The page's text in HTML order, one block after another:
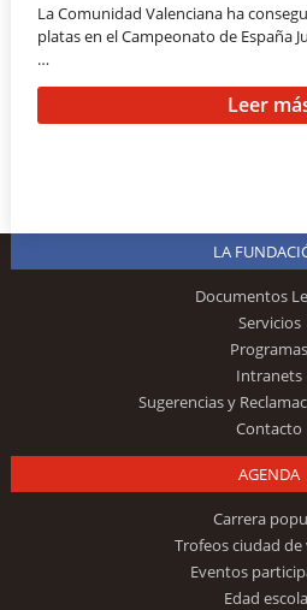
La Comunidad Valenciana ha
platas en el Campeonato de España
…
Leer
LA
Documentos
Servicios
Programas
Intranets
Sugerencias y
Contacto
AGENDA
Carrera
Trofeos ciudad de
Eventos
Edad